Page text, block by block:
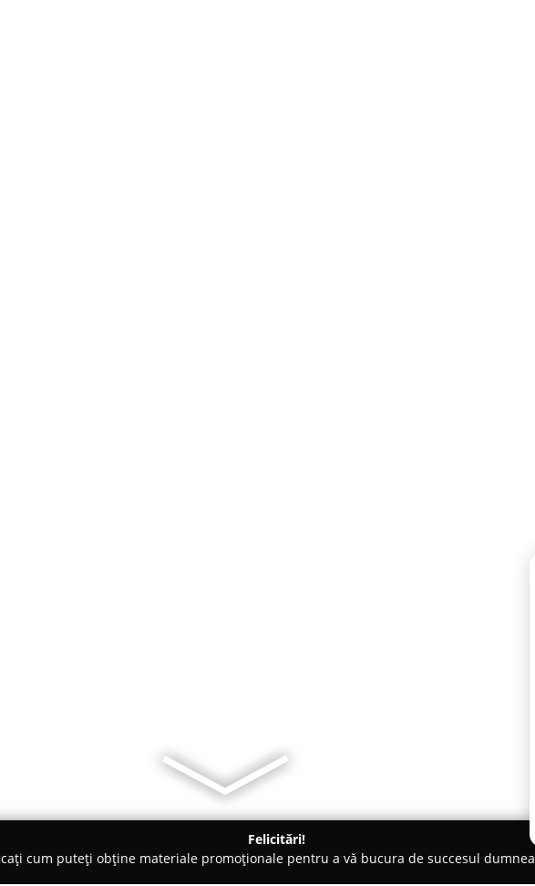
Felicitări!
cum puteți obține materiale promoționale pentru a vă bucura de succesul